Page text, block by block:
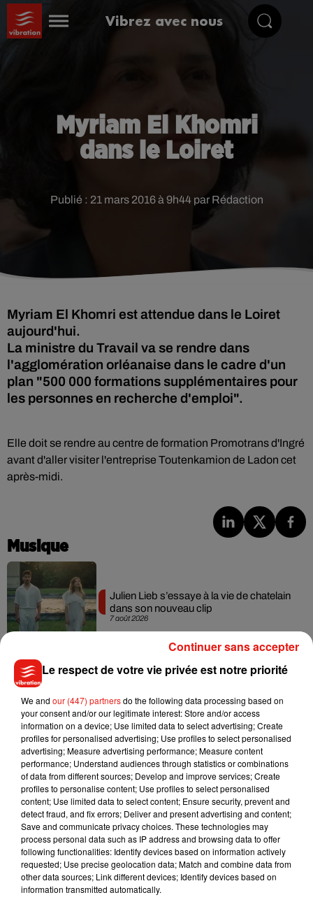
Vibrez avec nous
Myriam El Khomri
dans le Loiret
Publié : 21 mars 2016 à 9h44 par Rédaction
Myriam El Khomri est attendue dans le Loiret
aujourd'hui.
La ministre du Travail va se rendre dans
l'agglomération orléanaise dans le cadre d'un
plan "500 000 formations supplémentaires pour
les personnes en recherche d'emploi".
Elle doit se rendre au centre de formation Promotrans d'Ingré
avant d'aller visiter l'entreprise Toutenkamion de Ladon cet
après-midi.
Musique
7 août 2026
Julien Lieb s’essaye à la vie de chatelain
dans son nouveau clip
7 août 2026
Sensation » avec Kylie Minogue
7 août 2026
Tayc et Didi B dévoilent le single le plus
dansant de l’année
Angèle et Amélie Lens dévoilent leur
collaboration tant attendue
Le respect de votre vie privée est notre priorité
We and our (447) partnersdo the following data processing based on
your consent and/or our legitimate interest: Store and/or access
information on a device; Use limited data to select advertising; Create
profiles for personalised advertising; Use profiles to select personalised
advertising; Measure advertising performance; Measure content
performance; Understand audiences through statistics or combinations
of data from different sources; Develop and improve services; Create
profiles to personalise content; Use profiles to select personalised
content; Use limited data to select content; Ensure security, prevent and
detect fraud, and fix errors; Deliver and present advertising and content;
Save and communicate privacy choices. These technologies may
process personal data such as IP address and browsing data to offer
following functionalities: Identify devices based on information actively
requested; Use precise geolocation data; Match and combine data from
other data sources; Link different devices; Identify devices based on
information transmitted automatically.
Continuer sans accepter